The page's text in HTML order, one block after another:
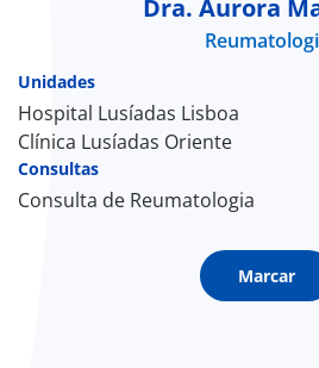
Dra. Aurora
Unidades
Hospital Lusíadas Lisboa
Clínica Lusíadas Oriente
Consultas
Consulta de Reumatologia
Marcar